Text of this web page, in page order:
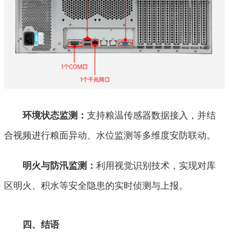
环境状态监测：支持粮温传感器数据接入，并结
合视频进行粮面异动、水位监测等多维度安防联动。
明火与防汛监测：利用视觉识别技术，实现对库
区明火、积水等安全隐患的实时侦测与上报。
四、结语